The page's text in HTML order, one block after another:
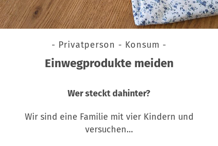
- Privatperson - Konsum -
Einwegprodukte meiden
Wer steckt dahinter?
Wir sind eine Familie mit vier Kindern und
versuchen…